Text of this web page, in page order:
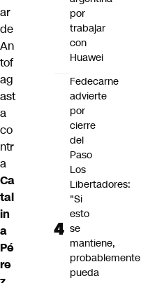
ar
de
An
tof
ag
ast
a
co
ntr
a
Ca
tal
in
a
Pé
re
por
trabajar
con
Huawei
Fedecarne
advierte
por
cierre
del
Paso
Los
Libertadores:
"Si
esto
se
mantiene,
probablemente
pueda